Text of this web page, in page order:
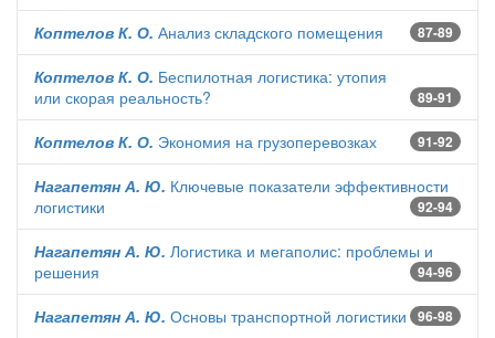
Коптелов К. О. Анализ складского помещения 87-89
Коптелов К. О. Беспилотная логистика: утопия
или скорая реальность?
89-91
Коптелов К. О. Экономия на грузоперевозках 91-92
Нагапетян А. Ю. Ключевые показатели эффективности
логистики
92-94
Нагапетян А. Ю. Логистика и мегаполис: проблемы и
решения
94-96
Нагапетян А. Ю. Основы транспортной логистики 96-98